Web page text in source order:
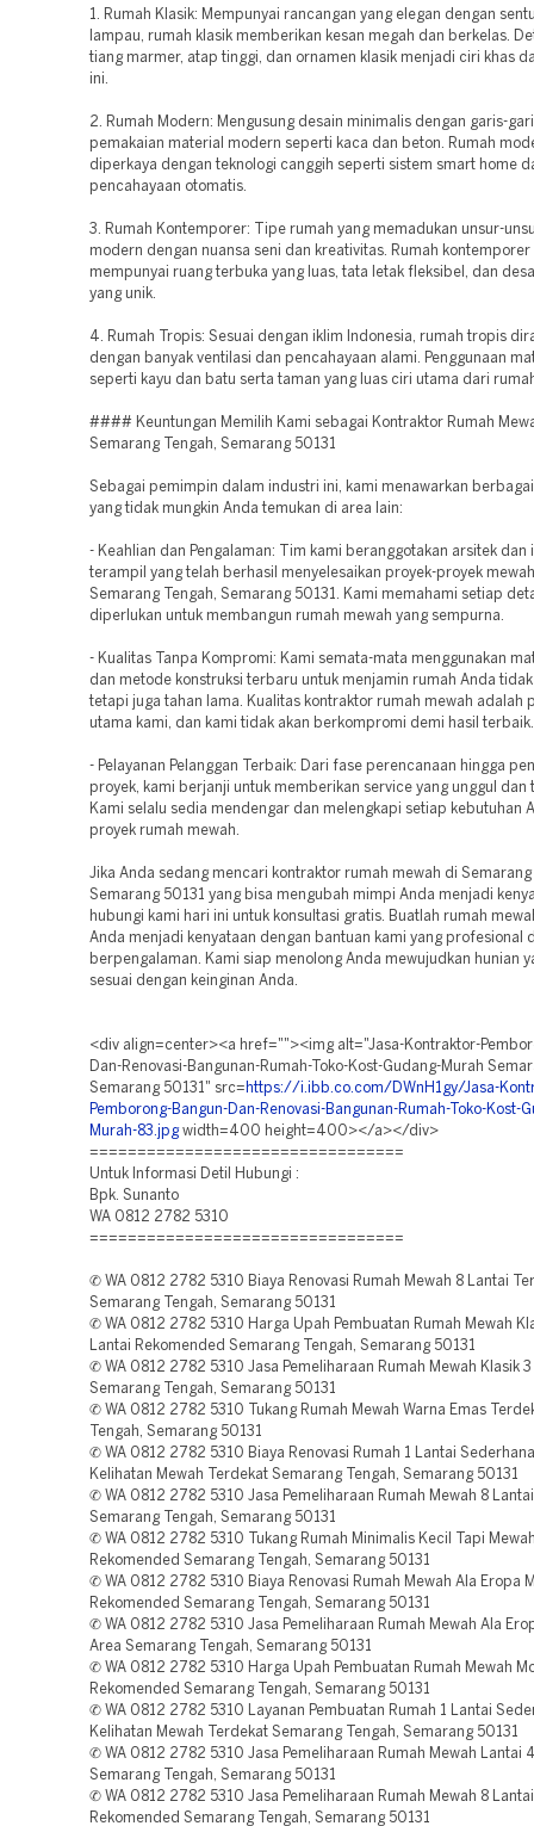
1. Rumah Klasik: Mempunyai rancangan yang elegan dengan
lampau, rumah klasik memberikan kesan megah dan berkelas.
tiang marmer, atap tinggi, dan ornamen klasik menjadi ciri khas
ini.
2. Rumah Modern: Mengusung desain minimalis dengan garis-
pemakaian material modern seperti kaca dan beton. Rumah
diperkaya dengan teknologi canggih seperti sistem smart home
pencahayaan otomatis.
3. Rumah Kontemporer: Tipe rumah yang memadukan unsur-
modern dengan nuansa seni dan kreativitas. Rumah kontemporer
mempunyai ruang terbuka yang luas, tata letak fleksibel, dan
yang unik.
4. Rumah Tropis: Sesuai dengan iklim Indonesia, rumah tropis
dengan banyak ventilasi dan pencahayaan alami. Penggunaan
seperti kayu dan batu serta taman yang luas ciri utama dari
#### Keuntungan Memilih Kami sebagai Kontraktor Rumah
Semarang Tengah, Semarang 50131
Sebagai pemimpin dalam industri ini, kami menawarkan
yang tidak mungkin Anda temukan di area lain:
- Keahlian dan Pengalaman: Tim kami beranggotakan arsitek dan
terampil yang telah berhasil menyelesaikan proyek-proyek
Semarang Tengah, Semarang 50131. Kami memahami setiap
diperlukan untuk membangun rumah mewah yang sempurna.
- Kualitas Tanpa Kompromi: Kami semata-mata menggunakan
dan metode konstruksi terbaru untuk menjamin rumah Anda
tetapi juga tahan lama. Kualitas kontraktor rumah mewah adalah
utama kami, dan kami tidak akan berkompromi demi hasil terbaik.
- Pelayanan Pelanggan Terbaik: Dari fase perencanaan hingga
proyek, kami berjanji untuk memberikan service yang unggul dan
Kami selalu sedia mendengar dan melengkapi setiap kebutuhan
proyek rumah mewah.
Jika Anda sedang mencari kontraktor rumah mewah di Semarang
Semarang 50131 yang bisa mengubah mimpi Anda menjadi
hubungi kami hari ini untuk konsultasi gratis. Buatlah rumah
Anda menjadi kenyataan dengan bantuan kami yang profesional
berpengalaman. Kami siap menolong Anda mewujudkan hunian
sesuai dengan keinginan Anda.
<div align=center><a href=""><img alt="Jasa-Kontraktor-
Dan-Renovasi-Bangunan-Rumah-Toko-Kost-Gudang-Murah
Semarang 50131" src= https://i.ibb.co.com/DWnH1gy/Jasa-
Pemborong-Bangun-Dan-Renovasi-Bangunan-Rumah-Toko-Kost-
Murah-83.jpgwidth=400 height=400></a></div>
=================================
Untuk Informasi Detil Hubungi :
Bpk. Sunanto
WA 0812 2782 5310
=================================
✆ WA 0812 2782 5310 Biaya Renovasi Rumah Mewah 8 Lantai
Semarang Tengah, Semarang 50131
✆ WA 0812 2782 5310 Harga Upah Pembuatan Rumah Mewah
Lantai Rekomended Semarang Tengah, Semarang 50131
✆ WA 0812 2782 5310 Jasa Pemeliharaan Rumah Mewah Klasik
Semarang Tengah, Semarang 50131
✆ WA 0812 2782 5310 Tukang Rumah Mewah Warna Emas
Tengah, Semarang 50131
✆ WA 0812 2782 5310 Biaya Renovasi Rumah 1 Lantai
Kelihatan Mewah Terdekat Semarang Tengah, Semarang 50131
✆ WA 0812 2782 5310 Jasa Pemeliharaan Rumah Mewah 8
Semarang Tengah, Semarang 50131
✆ WA 0812 2782 5310 Tukang Rumah Minimalis Kecil Tapi
Rekomended Semarang Tengah, Semarang 50131
✆ WA 0812 2782 5310 Biaya Renovasi Rumah Mewah Ala Eropa
Rekomended Semarang Tengah, Semarang 50131
✆ WA 0812 2782 5310 Jasa Pemeliharaan Rumah Mewah Ala
Area Semarang Tengah, Semarang 50131
✆ WA 0812 2782 5310 Harga Upah Pembuatan Rumah Mewah
Rekomended Semarang Tengah, Semarang 50131
✆ WA 0812 2782 5310 Layanan Pembuatan Rumah 1 Lantai
Kelihatan Mewah Terdekat Semarang Tengah, Semarang 50131
✆ WA 0812 2782 5310 Jasa Pemeliharaan Rumah Mewah Lantai
Semarang Tengah, Semarang 50131
✆ WA 0812 2782 5310 Jasa Pemeliharaan Rumah Mewah 8 Lantai
Rekomended Semarang Tengah, Semarang 50131